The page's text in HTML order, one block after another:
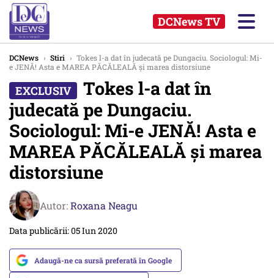
DCNews TV
DCNews › Stiri › Tokes l-a dat în judecată pe Dungaciu. Sociologul: Mi-
e JENĂ! Asta e MAREA PĂCĂLEALĂ și marea distorsiune
Tokes l-a dat în
judecată pe Dungaciu.
Sociologul: Mi-e JENĂ! Asta e
MAREA PĂCĂLEALĂ și marea
distorsiune
Autor:Roxana Neagu
Data publicării: 05 Iun 2020
Adaugă-ne ca sursă preferată în Google